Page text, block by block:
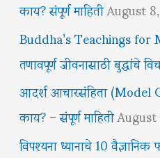
काय? संपूर्ण माहितीAugust
Buddha’s Teachings
तणावपूर्ण जीवनासाठी बुद्धांचे
आदर्श आचारसंहिता
काय? – संपूर्ण माहिती
विपश्यना ध्यानाचे 10